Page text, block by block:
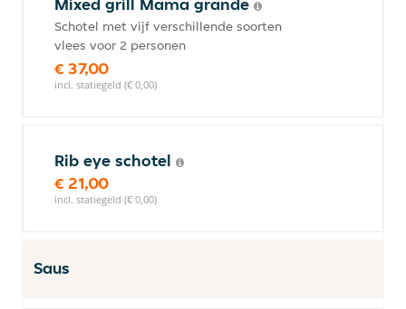
Schotel met vijf verschillende soorten
vlees voor 2 personen
€ 37,00
incl. statiegeld (€ 0,00)
Rib eye schotel
€ 21,00
incl. statiegeld (€ 0,00)
Saus